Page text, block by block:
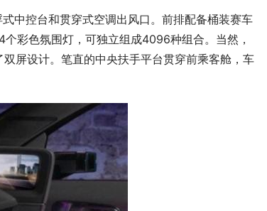
中控台和贯穿式空调出风口。前排配备桶装赛车
彩色氛围灯，可独立组成4096种组合。当然，
屏设计。笔直的中央扶手平台贯穿前乘客舱，车